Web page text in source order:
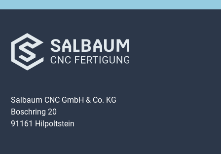
Salbaum CNC GmbH & Co. KG
Boschring 20
91161 Hilpoltstein